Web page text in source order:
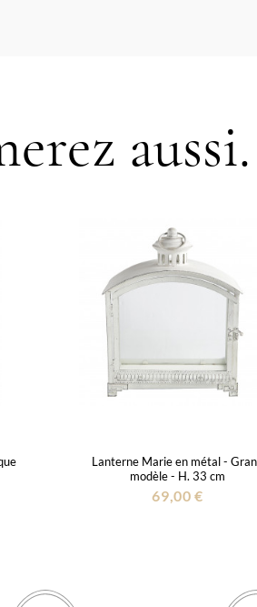
Lanterne Marie en métal -
modèle - H. 33 cm
69,00 €